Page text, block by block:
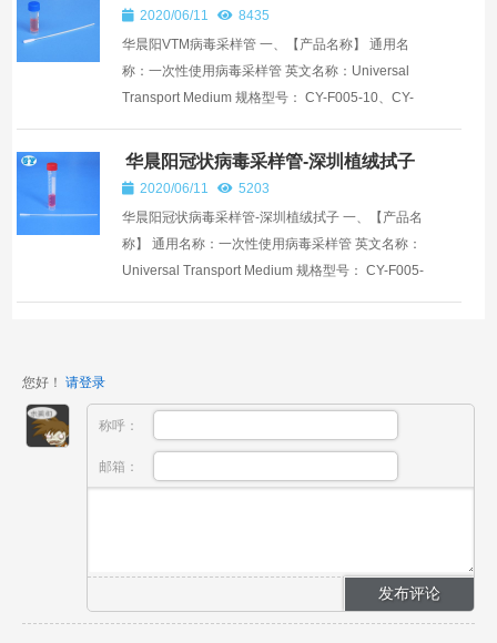
2020/06/11
8435
华晨阳VTM病毒采样管 一、【产品名称】 通用名
称：一次性使用病毒采样管 英文名称：Universal
Transport Medium 规格型号： CY-F005-10、CY-
...
华晨阳冠状病毒采样管-深圳植绒拭子
2020/06/11
5203
华晨阳冠状病毒采样管-深圳植绒拭子 一、【产品名
称】 通用名称：一次性使用病毒采样管 英文名称：
Universal Transport Medium 规格型号： CY-F005-
您好！ 请登录
称呼：
邮箱：